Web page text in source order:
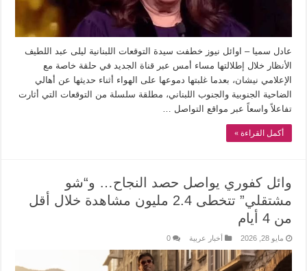
عادل سميا – اوائل نيوز خطفت سيدة التوقعات اللبنانية ليلى عبد اللطيف
الأنظار خلال إطلالتها مساء أمس عبر قناة الجديد في حلقة خاصة مع
الإعلامي نيشان، بعدما غلبتها دموعها على الهواء أثناء حديثها عن أهالي
الضاحية الجنوبية والجنوب اللبناني، مطلقة سلسلة من التوقعات التي أثارت
تفاعلاً واسعاً عبر مواقع التواصل …
أكمل القراءة »
وائل كفوري يواصل حصد النجاح… و“شو
مشتقلي” تتخطى 2.4 مليون مشاهدة خلال أقل
من 4 أيام
مايو 28, 2026 أخبار عربية 0